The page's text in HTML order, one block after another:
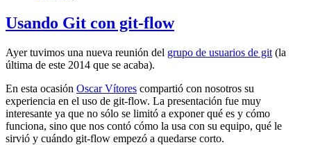
Usando Git con git-flow
Ayer tuvimos una nueva reunión del grupo de usuarios de git (la
última de este 2014 que se acaba).
En esta ocasión Oscar Vítores compartió con nosotros su
experiencia en el uso de git-flow. La presentación fue muy
interesante ya que no sólo se limitó a exponer qué es y cómo
funciona, sino que nos contó cómo la usa con su equipo, qué le
sirvió y cuándo git-flow empezó a quedarse corto.